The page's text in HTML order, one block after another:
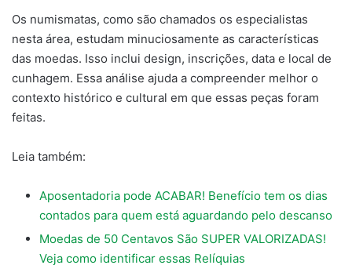
Os numismatas, como são chamados os especialistas
nesta área, estudam minuciosamente as características
das moedas. Isso inclui design, inscrições, data e local de
cunhagem. Essa análise ajuda a compreender melhor o
contexto histórico e cultural em que essas peças foram
feitas.
Leia também:
Aposentadoria pode ACABAR! Benefício tem os dias
contados para quem está aguardando pelo descanso
Moedas de 50 Centavos São SUPER VALORIZADAS!
Veja como identificar essas Relíquias